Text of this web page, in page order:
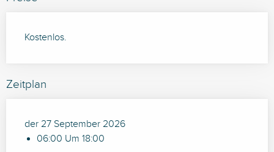
Kostenlos.
Zeitplan
der 27 September 2026
06:00 Um 18:00